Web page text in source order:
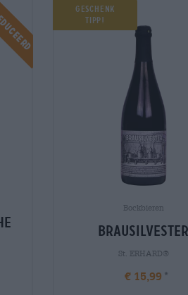
Geschenk
Tipp!
Bockbieren
brausilvester
St. ERHARD®
€ 15,99